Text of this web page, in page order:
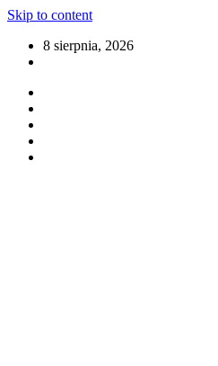
Skip to content
8 sierpnia, 2026